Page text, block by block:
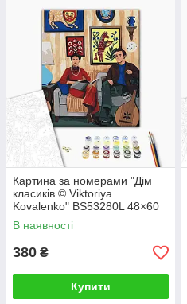
Картина за номерами "Дім
класиків © Viktoriya
Kovalenko" BS53280L 48×60
см
В наявності
380 ₴
Купити